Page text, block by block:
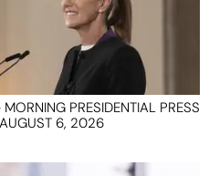
PRESIDENTIAL PRESS
6, 2026